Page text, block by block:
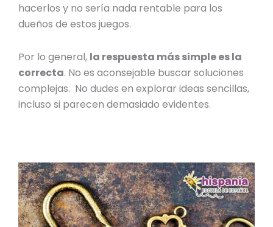
hacerlos y no sería nada rentable para los
dueños de estos juegos.
Por lo general, la respuesta más simple es la
correcta. No es aconsejable buscar soluciones
complejas. No dudes en explorar ideas sencillas,
incluso si parecen demasiado evidentes.